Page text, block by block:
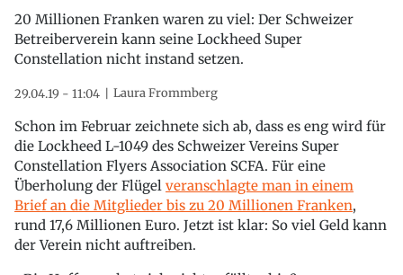
20 Millionen Franken waren zu viel: Der Schweizer
Betreiberverein kann seine Lockheed Super
Constellation nicht instand setzen.
29.04.19 - 11:04 Laura Frommberg
Schon im Februar zeichnete sich ab, dass es eng wird für
die Lockheed L-1049 des Schweizer Vereins Super
Constellation Flyers Association SCFA. Für eine
Überholung der Flügel veranschlagte man in einem
Brief an die Mitglieder bis zu 20 Millionen Franken,
rund 17,6 Millionen Euro. Jetzt ist klar: So viel Geld kann
der Verein nicht auftreiben.